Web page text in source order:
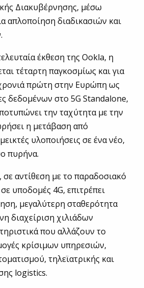
Διακυβέρνησης, μέσω
απλοποίηση διαδικασιών και
έκθεση της Ookla, η
τέταρτη παγκοσμίως και για
πρώτη στην Ευρώπη ως
δεδομένων στο 5G Standalone,
την ταχύτητα με την
η μετάβαση από
υλοποιήσεις σε ένα νέο,
πυρήνα.
αντίθεση με το παραδοσιακό
υποδομές 4G, επιτρέπει
μεγαλύτερη σταθερότητα
διαχείριση χιλιάδων
που αλλάζουν το
κρίσιμων υπηρεσιών,
τηλεϊατρικής και
logistics.